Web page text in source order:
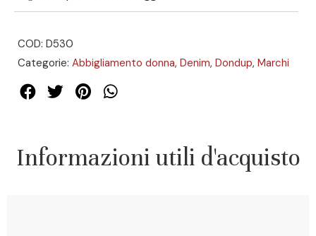
COD: D530
Categorie: Abbigliamento donna, Denim, Dondup, Marchi
Informazioni utili d'acquisto